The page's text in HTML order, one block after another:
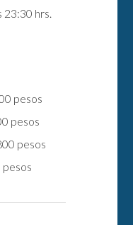
23:30 hrs.
pesos
pesos
pesos
pesos